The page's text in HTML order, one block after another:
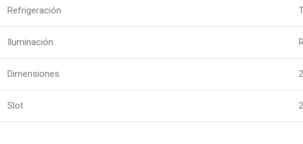
Refrigeración
Iluminación
Dimensiones
Slot